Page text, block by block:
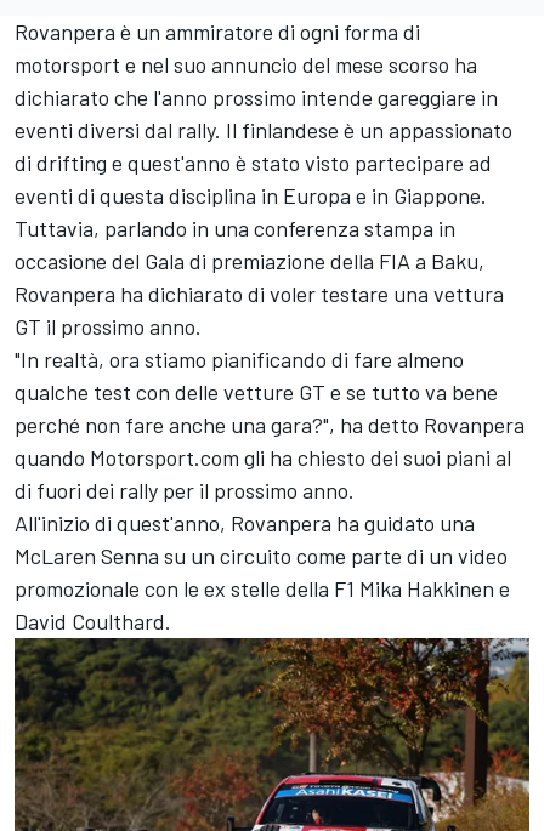
Rovanpera è un ammiratore di ogni forma di
motorsport e nel suo annuncio del mese scorso ha
dichiarato che l'anno prossimo intende gareggiare in
eventi diversi dal rally. Il finlandese è un appassionato
di drifting e quest'anno è stato visto partecipare ad
eventi di questa disciplina in Europa e in Giappone.
Tuttavia, parlando in una conferenza stampa in
occasione del Gala di premiazione della FIA a Baku,
Rovanpera ha dichiarato di voler testare una vettura
GT il prossimo anno.
"In realtà, ora stiamo pianificando di fare almeno
qualche test con delle vetture GT e se tutto va bene
perché non fare anche una gara?", ha detto Rovanpera
quando Motorsport.com gli ha chiesto dei suoi piani al
di fuori dei rally per il prossimo anno.
All'inizio di quest'anno, Rovanpera ha guidato una
McLaren Senna su un circuito come parte di un video
promozionale con le ex stelle della F1 Mika Hakkinen e
David Coulthard.